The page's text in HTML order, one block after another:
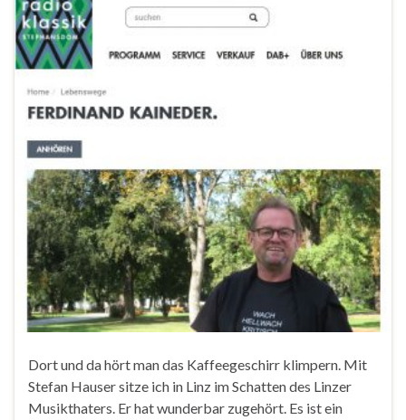
Dort und da hört man das Kaffeegeschirr klimpern. Mit
Stefan Hauser sitze ich in Linz im Schatten des Linzer
Musikthaters. Er hat wunderbar zugehört. Es ist ein